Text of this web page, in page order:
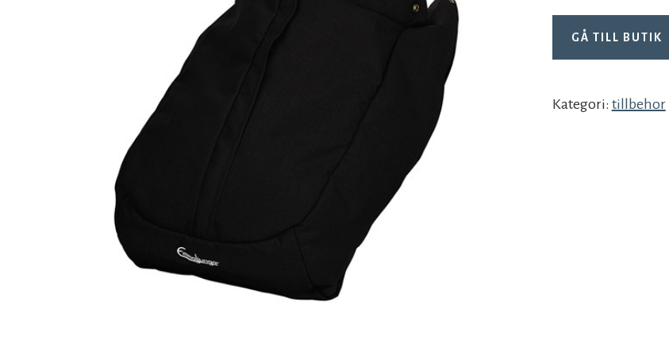
GÅ TILL BUTIK
Kategori: tillbehor